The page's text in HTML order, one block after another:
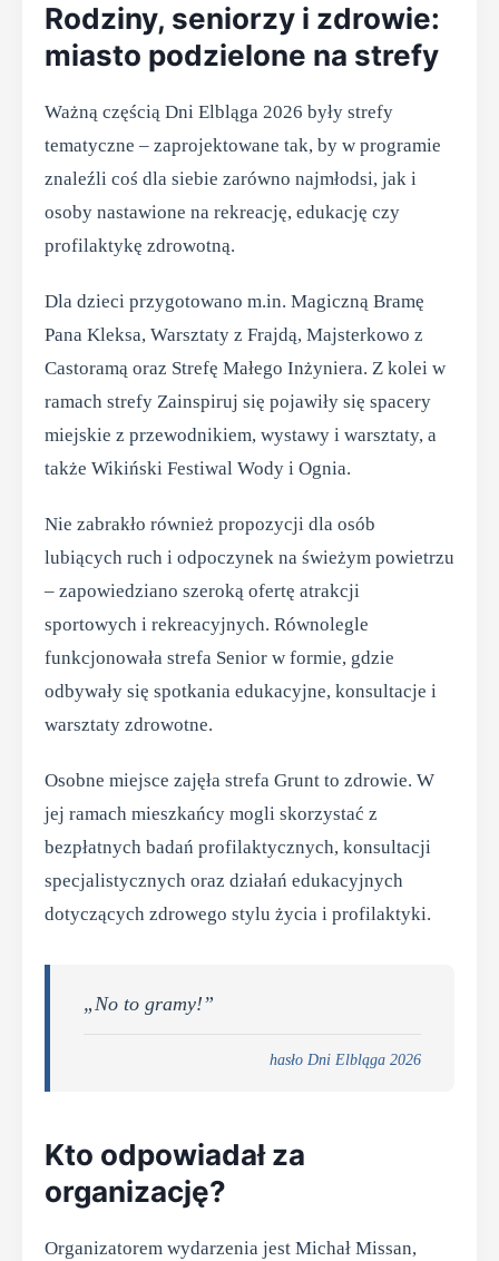
Rodziny, seniorzy i zdrowie:
miasto podzielone na strefy
Ważną częścią Dni Elbląga 2026 były strefy
tematyczne – zaprojektowane tak, by w programie
znaleźli coś dla siebie zarówno najmłodsi, jak i
osoby nastawione na rekreację, edukację czy
profilaktykę zdrowotną.
Dla dzieci przygotowano m.in. Magiczną Bramę
Pana Kleksa, Warsztaty z Frajdą, Majsterkowo z
Castoramą oraz Strefę Małego Inżyniera. Z kolei w
ramach strefy Zainspiruj się pojawiły się spacery
miejskie z przewodnikiem, wystawy i warsztaty, a
także Wikiński Festiwal Wody i Ognia.
Nie zabrakło również propozycji dla osób
lubiących ruch i odpoczynek na świeżym powietrzu
– zapowiedziano szeroką ofertę atrakcji
sportowych i rekreacyjnych. Równolegle
funkcjonowała strefa Senior w formie, gdzie
odbywały się spotkania edukacyjne, konsultacje i
warsztaty zdrowotne.
Osobne miejsce zajęła strefa Grunt to zdrowie. W
jej ramach mieszkańcy mogli skorzystać z
bezpłatnych badań profilaktycznych, konsultacji
specjalistycznych oraz działań edukacyjnych
dotyczących zdrowego stylu życia i profilaktyki.
„No to gramy!”
hasło Dni Elbląga 2026
Kto odpowiadał za
organizację?
Organizatorem wydarzenia jest Michał Missan,